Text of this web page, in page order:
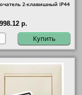
2-клавишный IP44
998.12 р.
Купить